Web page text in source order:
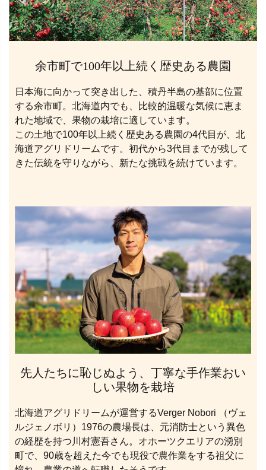
余市町で100年以上続く歴史ある農園
日本海に向かって突き出した、積丹半島の基部に位置
する余市町。北海道内でも、比較的温暖な気候に恵ま
れた地域で、果物の栽培に適しています。
この土地で100年以上続く歴史ある農園の4代目が、北
海道アグリドリームです。初代から3代目までが残して
きた伝統を守りながら、新たな挑戦を続けています。
先人たちに恥じぬよう、丁寧な手作業おい
しい果物を栽培
北海道アグリドリームが運営するVerger Nobori （ヴェ
ルジェノボリ）1976の農場長は、元消防士という異色
の経歴を持つ川村憲吾さん。オホーツクエリアの湧別
町で、90歳を超えた今でも現役で農作業をする祖父に